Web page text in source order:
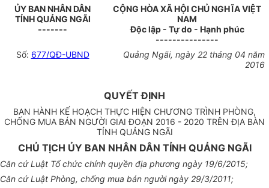
ỦY BAN NHÂN DÂN
TỈNH QUẢNG NGÃI
-------
CỘNG HÒA XÃ HỘI CHỦ NGHĨA VIỆT
NAM
Độc lập - Tự do - Hạnh phúc
---------------
Số: 677/QĐ-UBND
Quảng Ngãi, ngày 22 tháng 04 năm
2016
QUYẾT ĐỊNH
BAN HÀNH KẾ HOẠCH THỰC HIỆN CHƯƠNG TRÌNH PHÒNG,
CHỐNG MUA BÁN NGƯỜI GIAI ĐOẠN 2016 - 2020 TRÊN ĐỊA BÀN
TỈNH QUẢNG NGÃI
CHỦ TỊCH ỦY BAN NHÂN DÂN TỈNH QUẢNG NGÃI
Căn cứ Luật Tổ chức chính quyền địa phương ngày 19/6/2015;
Căn cứ Luật Phòng, chống mua bán người ngày 29/3/2011;